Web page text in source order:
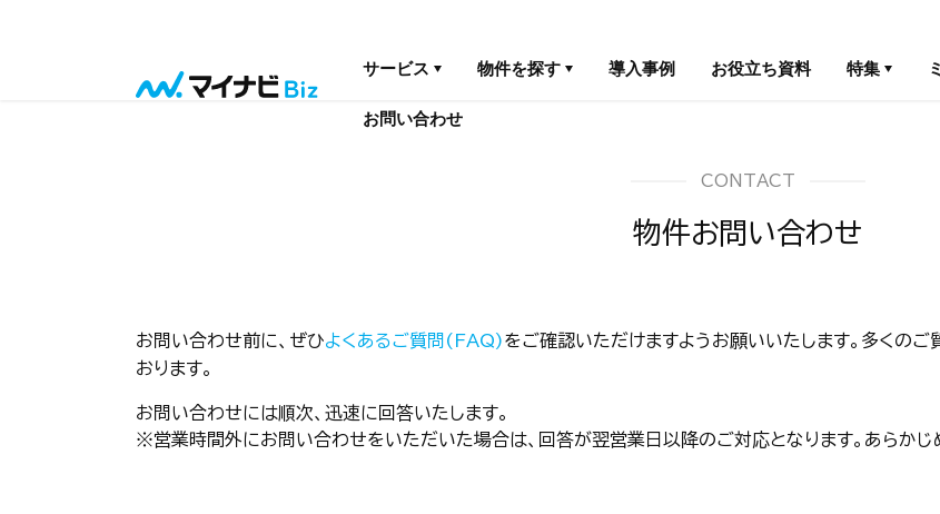
サービス 物件を探す 導入事例 お役立ち資料 特集
お問い合わせ
CONTACT
物件お問い合わせ
お問い合わせ前に、ぜひよくあるご質問(FAQ)をご確認いただけますようお願いいたします。多くの
おります。
お問い合わせには順次、迅速に回答いたします。
※営業時間外にお問い合わせをいただいた場合は、回答が翌営業日以降のご対応となります。あらかじ